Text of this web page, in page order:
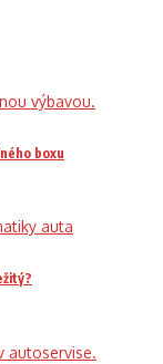
boxu